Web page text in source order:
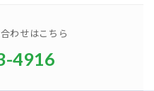
わせはこちら
4916